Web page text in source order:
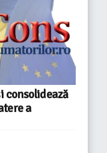
consolidează
a